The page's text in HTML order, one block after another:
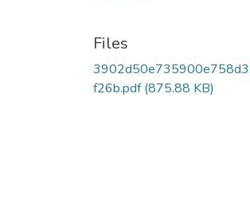
Files
f26b.pdf(875.88 KB)